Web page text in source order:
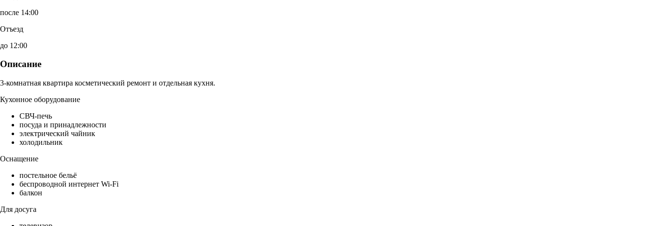
после 14:00
Отъезд
до 12:00
Описание
3-комнатная квартира косметический ремонт и отдельная кухня.
Кухонное оборудование
СВЧ-печь
посуда и принадлежности
электрический чайник
холодильник
Оснащение
постельное бельё
беспроводной интернет Wi-Fi
балкон
Для досуга